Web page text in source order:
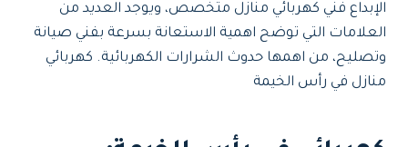
الإبداع فني كهربائي منازل متخصص، ويوجد العديد من
العلامات التي توضح اهمية الاستعانة بسرعة بفني صيانة
وتصليح، من اهمها حدوث الشرارات الكهربائية. كهربائي
منازل في رأس الخيمة